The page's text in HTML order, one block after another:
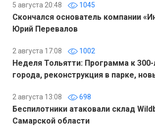
5 августа 20:48 1045
Скончался основатель компании
Юрий Перевалов
2 августа 17:08 1002
Неделя Тольятти: Программа к
города, реконструкция в парке,
2 августа 13:08 698
Беспилотники атаковали склад
Самарской области